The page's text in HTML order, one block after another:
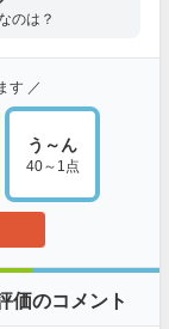
のは？
す ／
う～ん
40～1点
価のコメント